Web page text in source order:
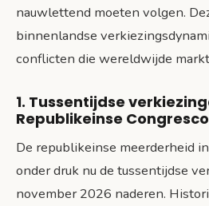
nauwlettend moeten volgen.
binnenlandse
conflicten die wereldwijde
1. Tussentijdse
Republikeinse
De republikeinse meerderheid
onder druk nu de tussentijdse
november 2026 naderen.